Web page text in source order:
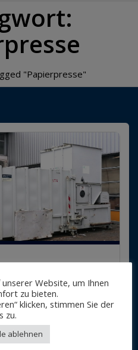
"Papierpresse"
für
Entsorgerwechsel
Website, um Ihnen
zu bieten.
klicken, stimmen Sie der
zu.
ablehnen